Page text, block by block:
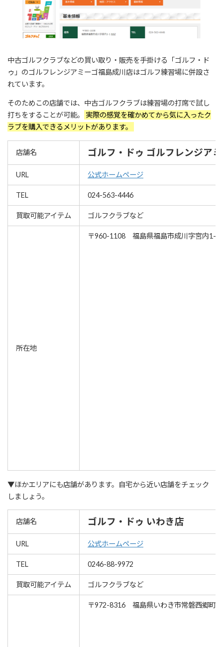
中古ゴルフクラブなどの買い取り・販売を手掛ける「ゴルフ・ド
ゥ」のゴルフレンジアミーゴ福島成川店はゴルフ練習場に併設さ
れています。
そのためこの店舗では、中古ゴルフクラブは練習場の打席で試し
打ちをすることが可能。
実際の感覚を確かめてから気に入ったク
ラブを購入できるメリットがあります。
店舗名 ゴルフ・ドゥ ゴルフレンジア
URL 公式ホームページ
TEL 024-563-4446
買取可能アイテム ゴルフクラブなど
所在地
〒960-1108 福島県福島市成川字宮内1-1
▼ほかエリアにも店舗があります。自宅から近い店舗をチェック
しましょう。
店舗名 ゴルフ・ドゥ いわき店
URL 公式ホームページ
TEL 0246-88-9972
買取可能アイテム ゴルフクラブなど
〒972-8316 福島県いわき市常磐西郷町